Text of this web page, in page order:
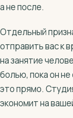
а не после.
Отдельный
отправить вас к
на занятие
болью, пока он
это прямо.
экономит на